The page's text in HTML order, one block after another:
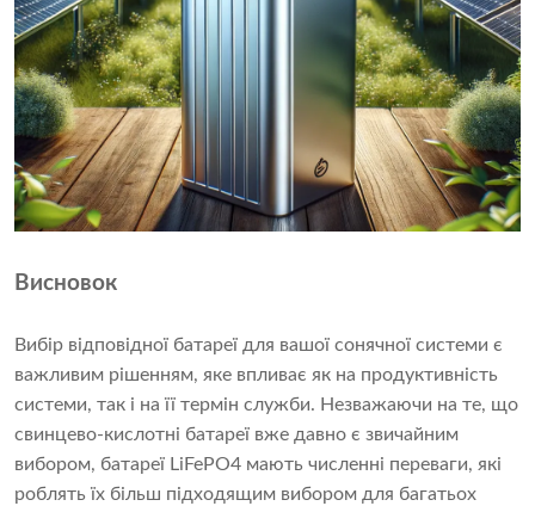
Висновок
Вибір відповідної батареї для вашої сонячної системи є
важливим рішенням, яке впливає як на продуктивність
системи, так і на її термін служби. Незважаючи на те, що
свинцево-кислотні батареї вже давно є звичайним
вибором, батареї LiFePO4 мають численні переваги, які
роблять їх більш підходящим вибором для багатьох